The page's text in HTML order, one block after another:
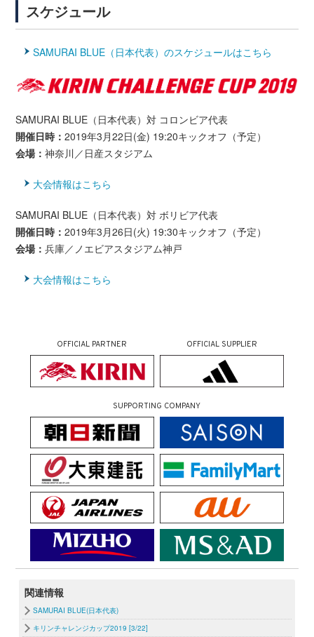
スケジュール
SAMURAI BLUE（日本代表）のスケジュールはこちら
SAMURAI BLUE（日本代表）対 コロンビア代表
開催日時：2019年3月22日(金) 19:20キックオフ（予定）
会場：神奈川／日産スタジアム
大会情報はこちら
SAMURAI BLUE（日本代表）対 ボリビア代表
開催日時：2019年3月26日(火) 19:30キックオフ（予定）
会場：兵庫／ノエビアスタジアム神戸
大会情報はこちら
OFFICIAL PARTNER OFFICIAL SUPPLIER
SUPPORTING COMPANY
関連情報
SAMURAI BLUE(日本代表)
キリンチャレンジカップ2019 [3/22]